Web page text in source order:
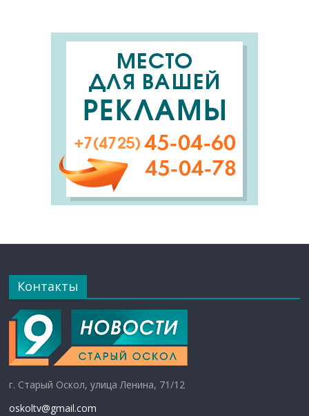
Контакты
г. Старый Оскол, улица Ленина, 71/12
oskoltv@gmail.com